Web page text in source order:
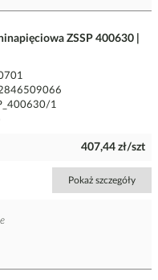
ZSSP 400630 |
1
407,44 zł/szt
Pokaż szczegóły